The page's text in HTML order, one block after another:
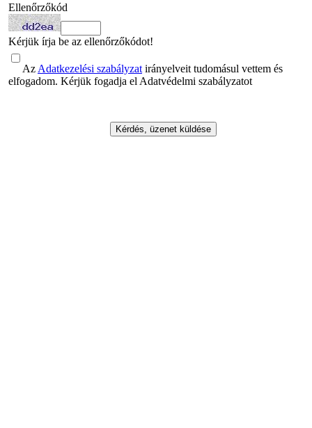
Ellenőrzőkód
Kérjük írja be az ellenőrzőkódot!
Az Adatkezelési szabályzat irányelveit tudomásul vettem és
elfogadom. Kérjük fogadja el Adatvédelmi szabályzatot